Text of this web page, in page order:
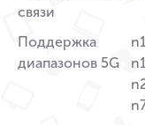
связи
Поддержка
диапазонов 5G